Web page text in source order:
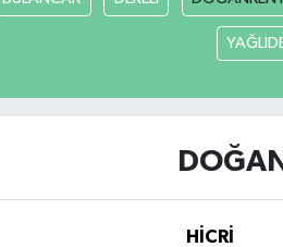
HİCRİ